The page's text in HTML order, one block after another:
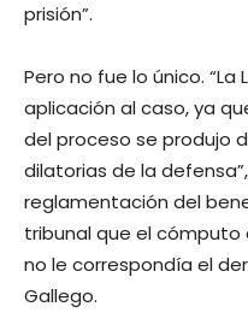
prisión”.
Pero no fue lo único. “La
aplicación al caso, ya
del proceso se produjo
dilatorias de la
reglamentación del
tribunal que el cómputo
no le correspondía el
Gallego.